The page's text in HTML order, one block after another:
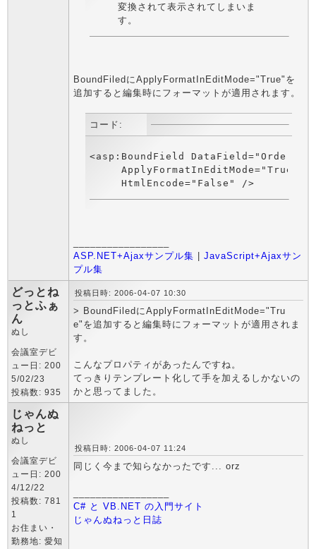
変換されて表示されてしまいま
す。
BoundFiledにApplyFormatInEditMode="True"を
追加すると編集時にフォーマットが適用されます。
コード:
<asp:BoundField
ApplyFormatInEditMode="True"
ASP.NET+Ajaxサンプル集
JavaScript+Ajaxサン
プル集
どっとね
っとふぁ
ん
ぬし
会議室デビ
ュー日: 200
5/02/23
投稿数: 935
投稿日時: 2006-04-07 10:30
> BoundFiledにApplyFormatInEditMode="Tru
e"を追加すると編集時にフォーマットが適用されま
す。
こんなプロパティがあったんですね。
てっきりテンプレート化して手を加えるしかないの
かと思ってました。
じゃんぬ
ねっと
ぬし
会議室デビ
ュー日: 200
4/12/22
投稿数: 781
1
お住まい・
勤務地: 愛知
投稿日時: 2006-04-07 11:24
同じく今まで知らなかったです... orz
C# と VB.NET の入門サイト
じゃんぬねっと日誌